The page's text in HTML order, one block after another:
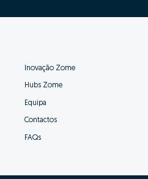
processo de
automaticamente
de gestão de
digital desde o